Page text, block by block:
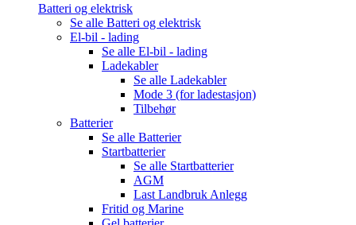
Batteri og elektrisk
Se alle Batteri og elektrisk
El-bil - lading
Se alle El-bil - lading
Ladekabler
Se alle Ladekabler
Mode 3 (for ladestasjon)
Tilbehør
Batterier
Se alle Batterier
Startbatterier
Se alle Startbatterier
AGM
Last Landbruk Anlegg
Fritid og Marine